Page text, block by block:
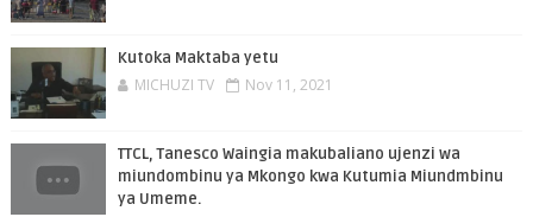
Kutoka Maktaba yetu
MICHUZI TV Nov 11, 2021
TTCL, Tanesco Waingia makubaliano ujenzi wa
miundombinu ya Mkongo kwa Kutumia Miundmbinu
ya Umeme.